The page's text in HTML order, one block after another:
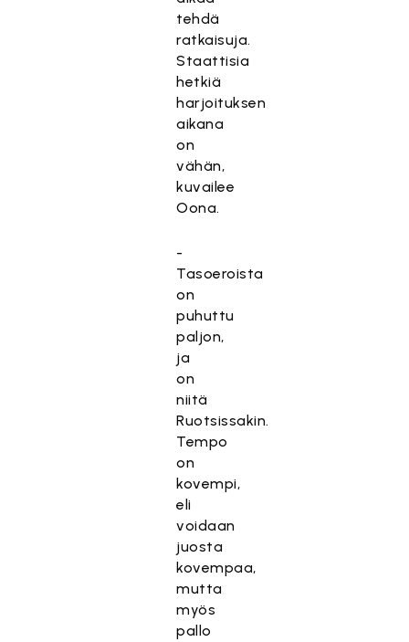
tehdä
ratkaisuja.
Staattisia
hetkiä
harjoituksen
aikana
on
vähän,
kuvailee
Oona.
-
Tasoeroista
on
puhuttu
paljon,
ja
on
niitä
Ruotsissakin.
Tempo
on
kovempi,
eli
voidaan
juosta
kovempaa,
mutta
myös
pallo